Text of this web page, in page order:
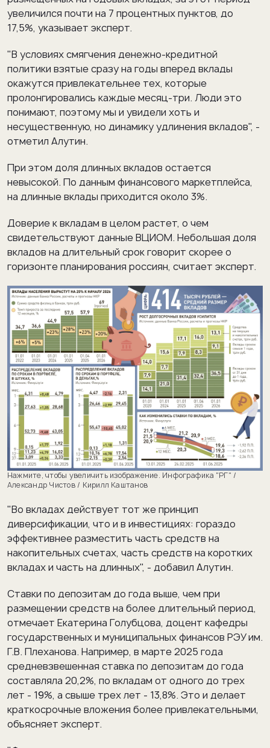
увеличился почти на 7 процентных пунктов, до
17,5%, указывает эксперт.
"В условиях смягчения денежно-кредитной
политики взятые сразу на годы вперед вклады
окажутся привлекательнее тех, которые
пролонгировались каждые месяц-три. Люди это
понимают, поэтому мы и увидели хоть и
несущественную, но динамику удлинения вкладов", -
отметил Алутин.
При этом доля длинных вкладов остается
невысокой. По данным финансового маркетплейса,
на длинные вклады приходится около 3%.
Доверие к вкладам в целом растет, о чем
свидетельствуют данные ВЦИОМ. Небольшая доля
вкладов на длительный срок говорит скорее о
горизонте планирования россиян, считает эксперт.
Нажмите, чтобы увеличить изображение. Инфографика "РГ" /
Александр Чистов / Кирилл Каштанов
"Во вкладах действует тот же принцип
диверсификации, что и в инвестициях: гораздо
эффективнее разместить часть средств на
накопительных счетах, часть средств на коротких
вкладах и часть на длинных", - добавил Алутин.
Ставки по депозитам до года выше, чем при
размещении средств на более длительный период,
отмечает Екатерина Голубцова, доцент кафедры
государственных и муниципальных финансов РЭУ им.
Г.В. Плеханова. Например, в марте 2025 года
средневзвешенная ставка по депозитам до года
составляла 20,2%, по вкладам от одного до трех
лет - 19%, а свыше трех лет - 13,8%. Это и делает
краткосрочные вложения более привлекательными,
объясняет эксперт.